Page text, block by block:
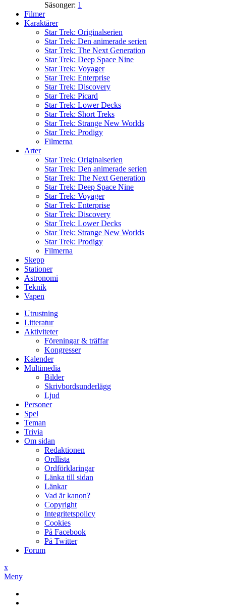
Säsonger: 1
Filmer
Karaktärer
Star Trek: Originalserien
Star Trek: Den animerade serien
Star Trek: The Next Generation
Star Trek: Deep Space Nine
Star Trek: Voyager
Star Trek: Enterprise
Star Trek: Discovery
Star Trek: Picard
Star Trek: Lower Decks
Star Trek: Short Treks
Star Trek: Strange New Worlds
Star Trek: Prodigy
Filmerna
Arter
Star Trek: Originalserien
Star Trek: Den animerade serien
Star Trek: The Next Generation
Star Trek: Deep Space Nine
Star Trek: Voyager
Star Trek: Enterprise
Star Trek: Discovery
Star Trek: Lower Decks
Star Trek: Strange New Worlds
Star Trek: Prodigy
Filmerna
Skepp
Stationer
Astronomi
Teknik
Vapen
Utrustning
Litteratur
Aktiviteter
Föreningar & träffar
Kongresser
Kalender
Multimedia
Bilder
Skrivbordsunderlägg
Ljud
Personer
Spel
Teman
Trivia
Om sidan
Redaktionen
Ordlista
Ordförklaringar
Länka till sidan
Länkar
Vad är kanon?
Copyright
Integritetspolicy
Cookies
På Facebook
På Twitter
Forum
x
Meny